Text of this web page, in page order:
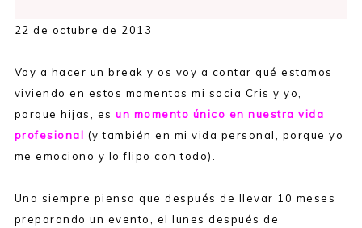
22 de octubre de 2013
Voy a hacer un break y os voy a contar qué estamos
viviendo en estos momentos mi socia Cris y yo,
porque hijas, esun momento único en nuestra vida
profesional (y también en mi vida personal, porque yo
me emociono y lo flipo con todo).
Una siempre piensa que después de llevar 10 meses
preparando un evento, el lunes después de